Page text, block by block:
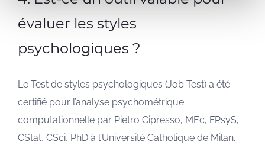
évaluer les styles
psychologiques ?
Le Test de styles psychologiques (Job Test) a été
certifié pour l’analyse psychométrique
computationnelle par Pietro Cipresso, MEc, FPsyS,
CStat, CSci, PhD à l’Université Catholique de Milan.